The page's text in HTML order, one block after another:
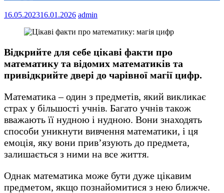
16.05.202316.01.2026 admin
Відкрийте для себе цікаві факти про
математику та відомих математиків та
привідкрийте двері до чарівної магії цифр.
Математика – один з предметів, який викликає
страх у більшості учнів. Багато учнів також
вважають її нудною і нудною. Вони знаходять
способи уникнути вивчення математики, і ця
емоція, яку вони прив’язують до предмета,
залишається з ними на все життя.
Однак математика може бути дуже цікавим
предметом, якщо познайомитися з нею ближче.